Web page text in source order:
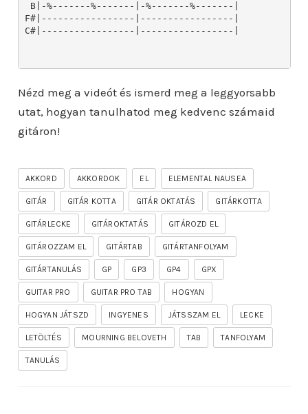
Nézd meg a videót és ismerd meg a leggyorsabb
utat, hogyan tanulhatod meg kedvenc számaid
gitáron!
AKKORD AKKORDOK EL ELEMENTAL NAUSEA
GITÁR GITÁR KOTTA GITÁR OKTATÁS GITÁRKOTTA
GITÁRLECKE GITÁROKTATÁS GITÁROZD EL
GITÁROZZAM EL GITÁRTAB GITÁRTANFOLYAM
GITÁRTANULÁS GP GP3 GP4 GPX
GUITAR PRO GUITAR PRO TAB HOGYAN
HOGYAN JÁTSZD INGYENES JÁTSSZAM EL LECKE
LETÖLTÉS MOURNING BELOVETH TAB TANFOLYAM
TANULÁS